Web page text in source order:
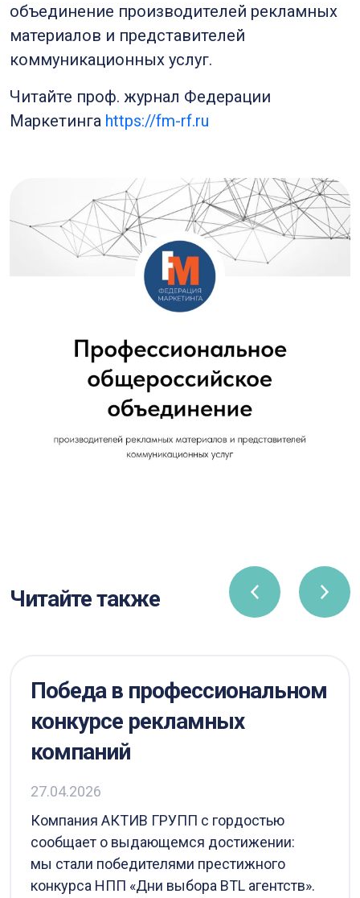
объединение производителей рекламных
материалов и представителей
коммуникационных услуг.
Читайте проф. журнал Федерации
Маркетинга https://fm-rf.ru
Читайте также
Победа в профессиональном
конкурсе рекламных
компаний
27.04.2026
Компания АКТИВ ГРУПП с гордостью
сообщает о выдающемся достижении:
мы стали победителями престижного
конкурса НПП «Дни выбора BTL агентств».